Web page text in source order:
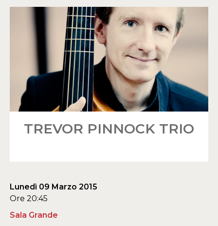
TREVOR PINNOCK TRIO
Lunedì 09 Marzo 2015
Ore 20:45
Sala Grande